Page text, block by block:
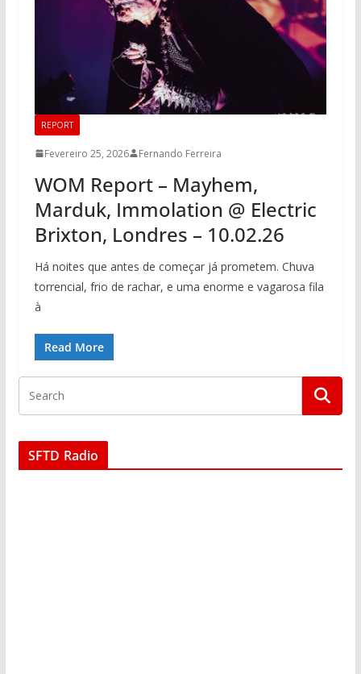
REPORT
Fevereiro 25, 2026 Fernando Ferreira
WOM Report – Mayhem,
Marduk, Immolation @ Electric
Brixton, Londres – 10.02.26
Há noites que antes de começar já prometem. Chuva
torrencial, frio de rachar, e uma enorme e vagarosa fila
à
Read More
SFTD Radio